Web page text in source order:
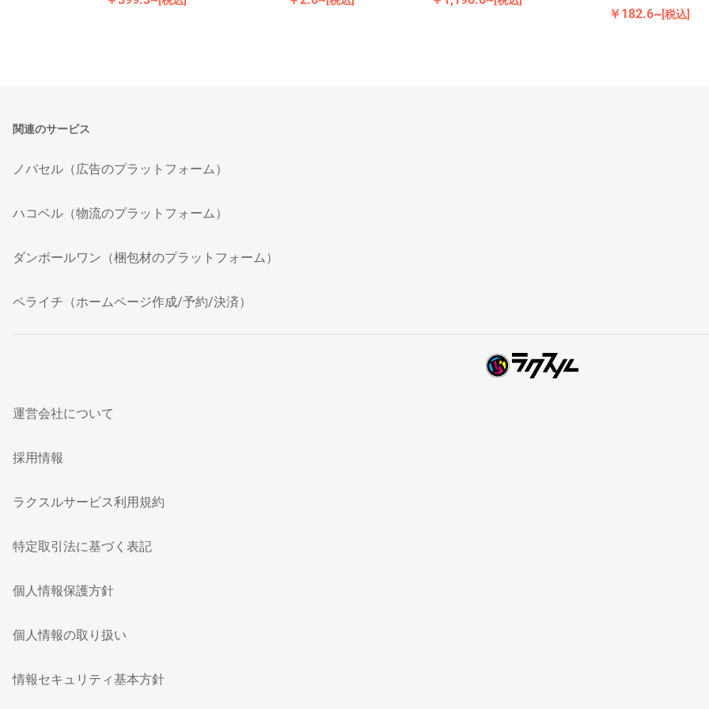
￥182.6~[税込]
関連のサービス
ノバセル（広告のプラットフォーム）
ハコベル（物流のプラットフォーム）
ダンボールワン（梱包材のプラットフォーム）
ペライチ（ホームページ作成/予約/決済）
運営会社について
採用情報
ラクスルサービス利用規約
特定取引法に基づく表記
個人情報保護方針
個人情報の取り扱い
情報セキュリティ基本方針